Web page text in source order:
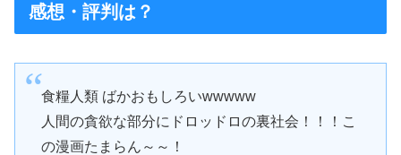
感想・評判は？
食糧人類 ばかおもしろいwwwww
人間の貪欲な部分にドロッドロの裏社会！！！こ
の漫画たまらん～～！